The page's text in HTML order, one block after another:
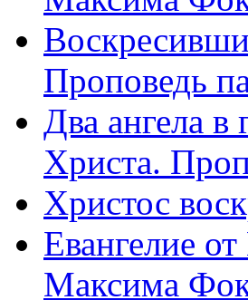
Проповедь
Два ангела в
Христа.
Христос
Евангелие
Максима